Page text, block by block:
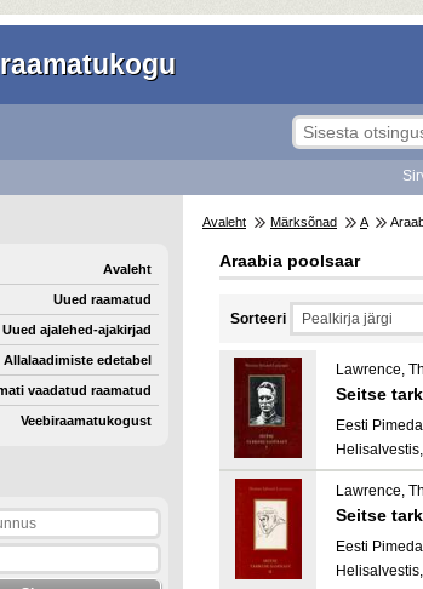
Avaleht
Uued raamatud
Uued ajalehed-ajakirjad
Allalaadimiste edetabel
vaadatud raamatud
Veebiraamatukogust
Avaleht Märksõnad A
Araabia poolsaar
Sorteeri
Lawrence,
Seitse
Eesti
Lawrence,
Seitse
Eesti